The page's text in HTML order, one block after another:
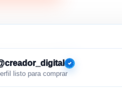
listo para comprar